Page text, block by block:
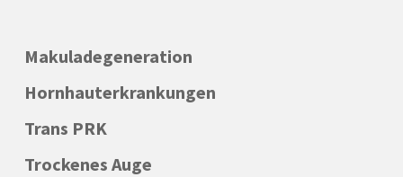
Makuladegeneration
Hornhauterkrankungen
Trans PRK
Trockenes Auge